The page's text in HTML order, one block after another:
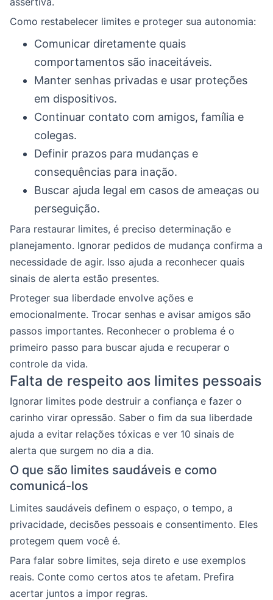
Como restabelecer limites e proteger sua autonomia:
Comunicar diretamente quais
comportamentos são inaceitáveis.
Manter senhas privadas e usar proteções
em dispositivos.
Continuar contato com amigos, família e
colegas.
Definir prazos para mudanças e
consequências para inação.
Buscar ajuda legal em casos de ameaças ou
perseguição.
Para restaurar limites, é preciso determinação e
planejamento. Ignorar pedidos de mudança confirma a
necessidade de agir. Isso ajuda a reconhecer quais
sinais de alerta estão presentes.
Proteger sua liberdade envolve ações e
emocionalmente. Trocar senhas e avisar amigos são
passos importantes. Reconhecer o problema é o
primeiro passo para buscar ajuda e recuperar o
controle da vida.
Falta de respeito aos limites pessoais
Ignorar limites pode destruir a confiança e fazer o
carinho virar opressão. Saber o fim da sua liberdade
ajuda a evitar relações tóxicas e ver 10 sinais de
alerta que surgem no dia a dia.
O que são limites saudáveis e como
comunicá-los
Limites saudáveis definem o espaço, o tempo, a
privacidade, decisões pessoais e consentimento. Eles
protegem quem você é.
Para falar sobre limites, seja direto e use exemplos
reais. Conte como certos atos te afetam. Prefira
acertar juntos a impor regras.